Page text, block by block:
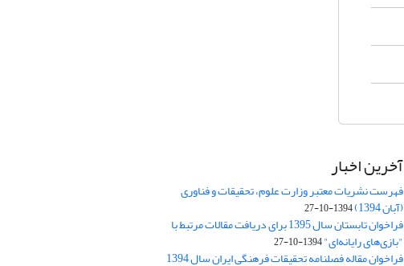
آخرین اخبار
فهرست نشریات معتبر وزارت علوم، تحقیقات و فناوری
(آبان 1394) 1394-10-27
فراخوان تابستان سال 1395 برای دریافت مقالات مرتبط با
"بازی‌های رایانه‌ای"1394-10-27
فراخوان مقاله فصلنامه تحقیقات فرهنگی ایران سال 1394